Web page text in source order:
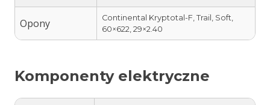
Opony
Continental Kryptotal-F, Trail, Soft,
60×622, 29×2.40
Komponenty elektryczne